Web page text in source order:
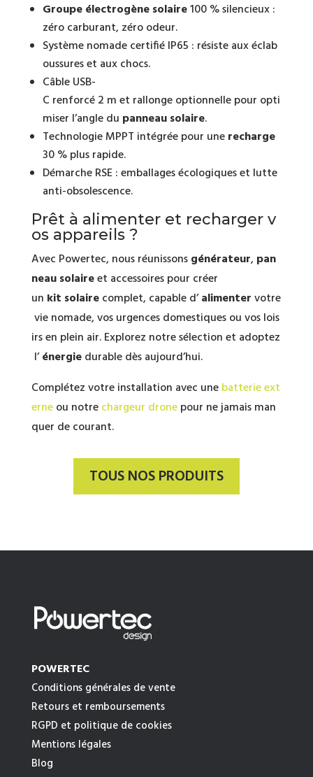
Groupe électrogène solaire100 % silencieux :
zéro carburant, zéro odeur.
Système nomade certifié IP65 : résiste aux éclab
oussures et aux chocs.
Câble USB-
C renforcé 2 m et rallonge optionnelle pour opti
miser l’angle du panneau solaire.
Technologie MPPT intégrée pour unerecharge
30 % plus rapide.
Démarche RSE : emballages écologiques et lutte
anti-obsolescence.
Prêt à alimenter et recharger v
os appareils ?
Avec Powertec, nous réunissonsgénérateur, pan
neau solaireet accessoires pour créer
un kit solairecomplet, capable d’alimentervotre
vie nomade, vos urgences domestiques ou vos lois
irs en plein air. Explorez notre sélection et adoptez
l’énergiedurable dès aujourd’hui.
Complétez votre installation avec unebatterie ext
erneou notrechargeur dronepour ne jamais man
quer de courant.
TOUS NOS PRODUITS
POWERTEC
Conditions générales de vente
Retours et remboursements
RGPD et politique de cookies
Mentions légales
Blog